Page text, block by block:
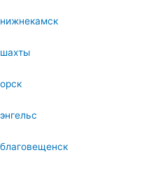
нижнекамск
шахты
орск
энгельс
благовещенск